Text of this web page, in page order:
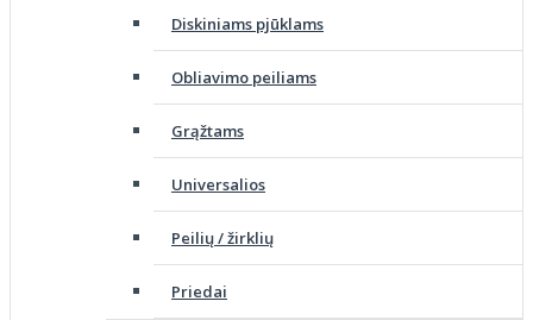
Diskiniams pjūklams
Obliavimo peiliams
Grąžtams
Universalios
Peilių / žirklių
Priedai